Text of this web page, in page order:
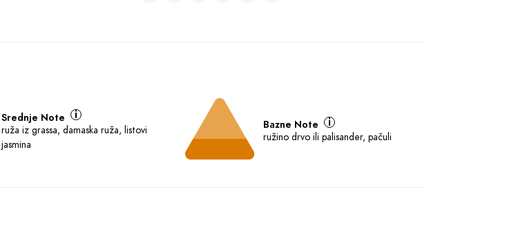
Srednje Note
ruža iz grassa, damaska ruža, listovi
jasmina
Bazne Note
ružino drvo ili palisander, pačuli